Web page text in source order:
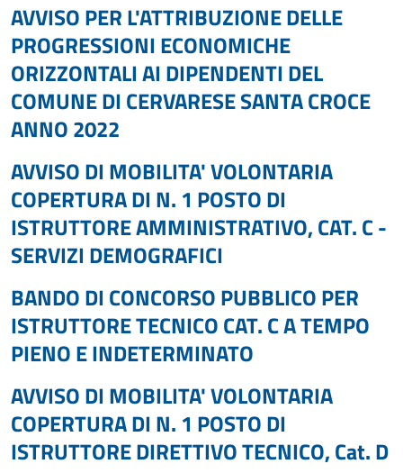
AVVISO PER L'ATTRIBUZIONE DELLE
PROGRESSIONI ECONOMICHE
ORIZZONTALI AI DIPENDENTI DEL
COMUNE DI CERVARESE SANTA CROCE
ANNO 2022
AVVISO DI MOBILITA' VOLONTARIA
COPERTURA DI N. 1 POSTO DI
ISTRUTTORE AMMINISTRATIVO, CAT. C -
SERVIZI DEMOGRAFICI
BANDO DI CONCORSO PUBBLICO PER
ISTRUTTORE TECNICO CAT. C A TEMPO
PIENO E INDETERMINATO
AVVISO DI MOBILITA' VOLONTARIA
COPERTURA DI N. 1 POSTO DI
ISTRUTTORE DIRETTIVO TECNICO, Cat. D